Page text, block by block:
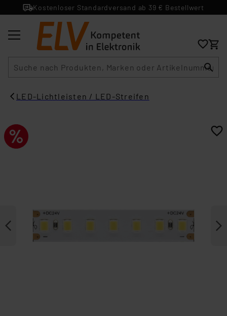
Kostenloser Standardversand ab 39 € Bestellwert
LED-Lichtleisten / LED-Streifen